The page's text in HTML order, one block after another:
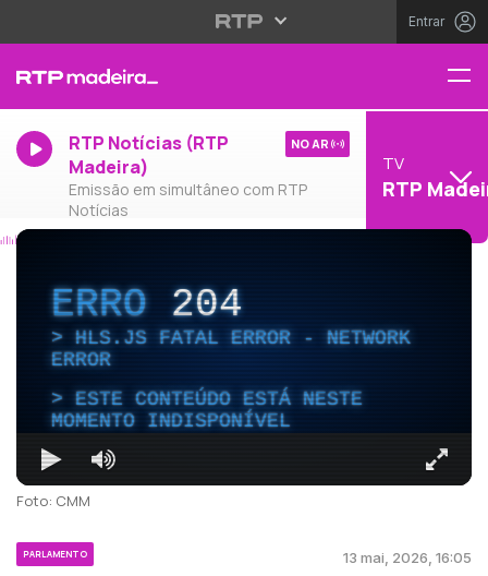
Entrar
RTP Notícias (RTP
Madeira)
Emissão em simultâneo com RTP
Notícias
NO AR
TV
RTP
ERRO204
HLS.JS FATAL ERROR - NETWORK
ERROR
ESTE CONTEÚDO ESTÁ NESTE
MOMENTO INDISPONÍVEL
Foto: CMM
PARLAMENTO 13 mai, 2026, 16:05